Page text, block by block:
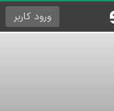
ورود کاربر